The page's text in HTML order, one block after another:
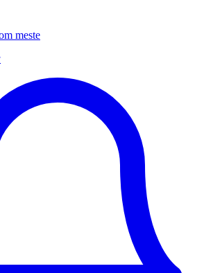
meste